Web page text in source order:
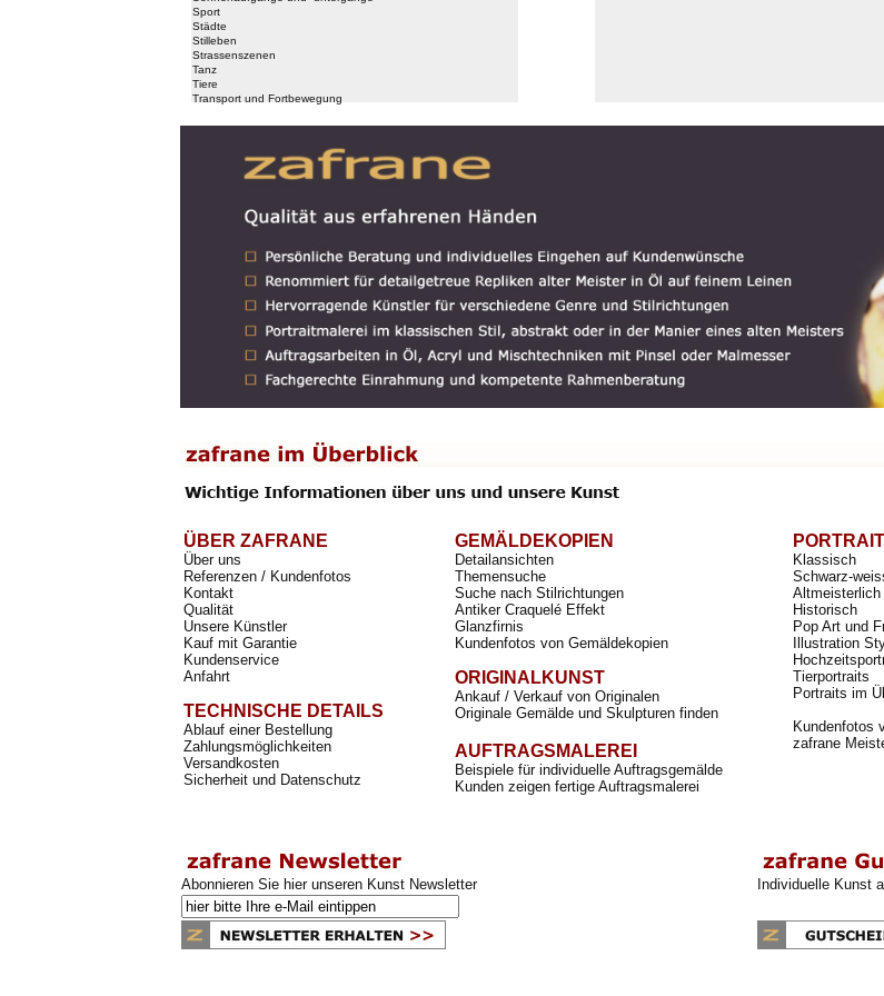
Sport
Städte
Stilleben
Strassenszenen
Tanz
Tiere
Transport und Fortbewegung
ÜBER ZAFRANE
Über uns
Referenzen / Kundenfotos
Kontakt
Qualität
Unsere Künstler
Kauf mit Garantie
Kundenservice
Anfahrt
TECHNISCHE DETAILS
Ablauf einer Bestellung
Zahlungsmöglichkeiten
Versandkosten
Sicherheit und Datenschutz
GEMÄLDEKOPIEN
Detailansichten
Themensuche
Suche nach Stilrichtungen
Antiker Craquelé Effekt
Glanzfirnis
Kundenfotos von Gemäldekopien
ORIGINALKUNST
Ankauf / Verkauf von Originalen
Originale Gemälde und Skulpturen finden
AUFTRAGSMALEREI
Beispiele für individuelle Auftragsgemälde
Kunden zeigen fertige Auftragsmalerei
Klassisch
Schwarz-
Altmeisterlich
Historisch
Pop Art und
Illustration
Tierportraits
Portraits im
Kundenfotos
zafrane
Abonnieren Sie hier unseren Kunst Newsletter Individuelle Kunst